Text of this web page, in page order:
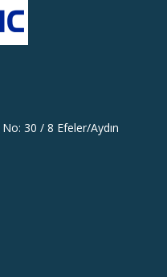
30 / 8 Efeler/Aydın